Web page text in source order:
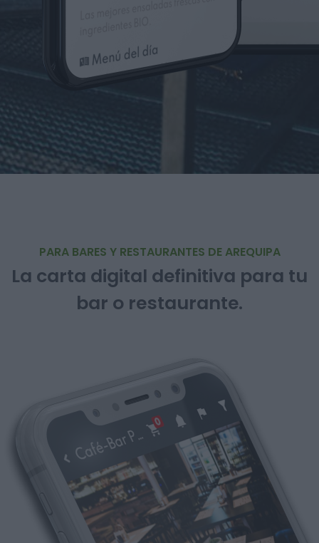
PARA BARES Y RESTAURANTES DE AREQUIPA
La carta digital definitiva para tu
bar o restaurante.